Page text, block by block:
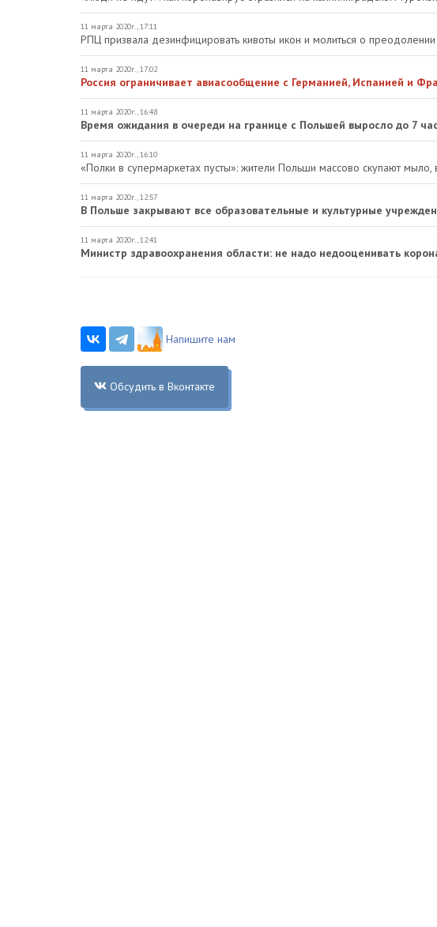
11 марта 2020г., 17:11
РПЦ призвала дезинфицировать кивоты икон и молиться о
11 марта 2020г., 17:02
Россия ограничивает авиасообщение с Германией, Испанией и
11 марта 2020г., 16:48
Время ожидания в очереди на границе с Польшей выросло до 7
11 марта 2020г., 16:10
«Полки в супермаркетах пусты»: жители Польши массово скупают
11 марта 2020г., 12:57
В Польше закрывают все образовательные и культурные
11 марта 2020г., 12:41
Министр здравоохранения области: не надо недооценивать
Напишите нам
Обсудить в Вконтакте